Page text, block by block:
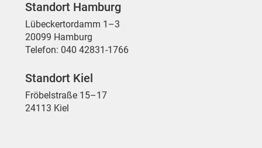
Standort Hamburg
Lübeckertordamm 1–3
20099 Hamburg
Telefon: 040 42831-1766
Standort Kiel
Fröbelstraße 15–17
24113 Kiel